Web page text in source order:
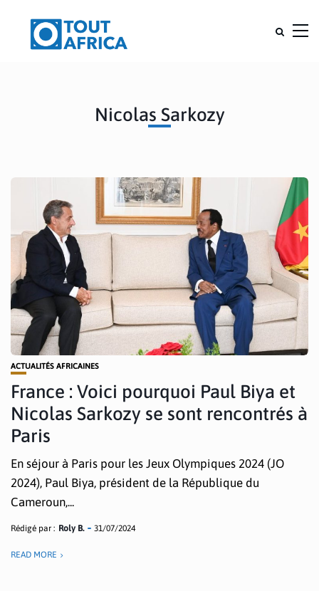
Nicolas Sarkozy
ACTUALITÉS AFRICAINES
France : Voici pourquoi Paul Biya et
Nicolas Sarkozy se sont rencontrés à
Paris
En séjour à Paris pour les Jeux Olympiques 2024 (JO
2024), Paul Biya, président de la République du
Cameroun,...
Rédigé par : Roly B. 31/07/2024
READ MORE